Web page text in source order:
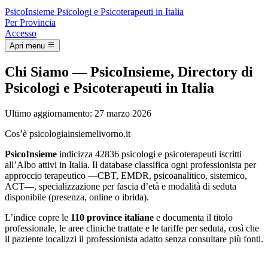
PsicoInsieme Psicologi e Psicoterapeuti in Italia
Per Provincia
Accesso
Apri menu
Chi Siamo — PsicoInsieme, Directory di
Psicologi e Psicoterapeuti in Italia
Ultimo aggiornamento: 27 marzo 2026
Cos’è psicologiainsiemelivorno.it
PsicoInsieme indicizza 42836 psicologi e psicoterapeuti iscritti
all’Albo attivi in Italia. Il database classifica ogni professionista per
approccio terapeutico —CBT, EMDR, psicoanalitico, sistemico,
ACT—, specializzazione per fascia d’età e modalità di seduta
disponibile (presenza, online o ibrida).
L’indice copre le 110 province italiane e documenta il titolo
professionale, le aree cliniche trattate e le tariffe per seduta, così che
il paziente localizzi il professionista adatto senza consultare più fonti.